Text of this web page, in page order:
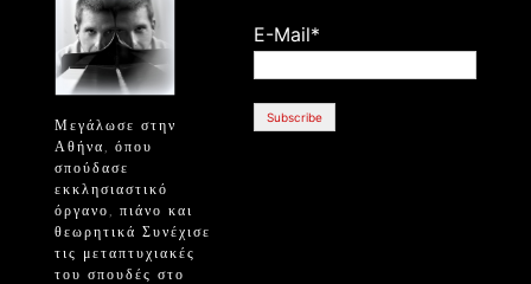
Μεγάλωσε στην
Αθήνα, όπου
σπούδασε
εκκλησιαστικό
όργανο, πιάνο και
θεωρητικά Συνέχισε
τις μεταπτυχιακές
του σπουδές στο
E-Mail*